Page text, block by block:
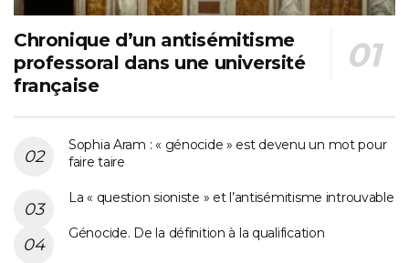
Chronique d’un antisémitisme
professoral dans une université
française
Sophia Aram : « génocide » est devenu un mot pour
faire taire
La « question sioniste » et l’antisémitisme introuvable
Génocide. De la définition à la qualification